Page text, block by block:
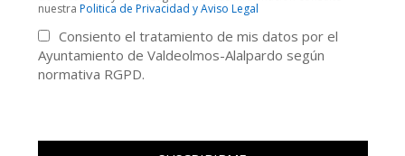
nuestra Politica de Privacidad y Aviso Legal
Consiento el tratamiento de mis datos por el
Ayuntamiento de Valdeolmos-Alalpardo según
normativa RGPD.